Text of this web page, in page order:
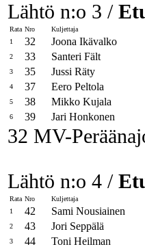
Lähtö n:o 3 /
Rata Nro Kuljettaja
1
32 Joona Ikävalko
2 33 Santeri Fält
3 35 Jussi Räty
4 37 Eero Peltola
5 38 Mikko Kujala
6 39 Jari Honkonen
32 MV-
Lähtö n:o 4 /
Rata Nro Kuljettaja
1
42 Sami Nousiainen
2 43 Jori Seppälä
3 44 Toni Heilman